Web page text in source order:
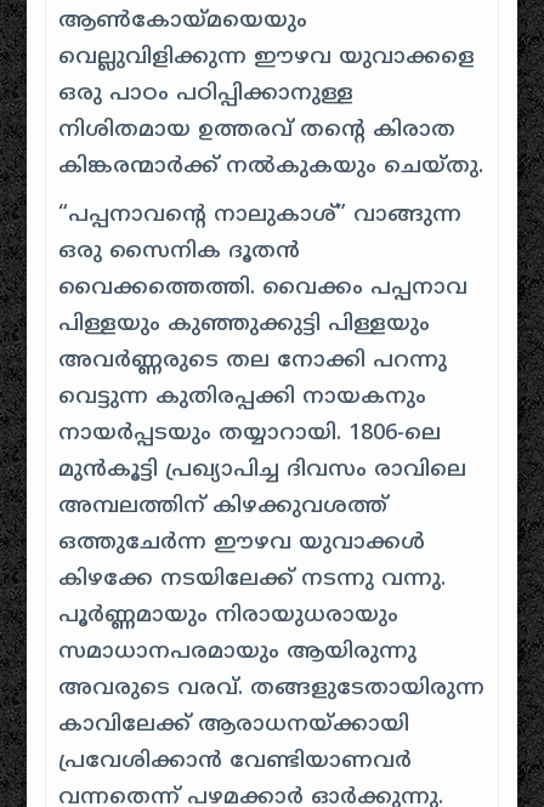
ആൺകോയ്‌മയെയും
വെല്ലുവിളിക്കുന്ന ഈഴവ യുവാക്കളെ
ഒരു പാഠം പഠിപ്പിക്കാനുള്ള
നിശിതമായ ഉത്തരവ് തന്റെ കിരാത
കിങ്കരന്മാർക്ക് നൽകുകയും ചെയ്തു.
“പപ്പനാവന്റെ നാലുകാശ്” വാങ്ങുന്ന
ഒരു സൈനിക ദൂതൻ
വൈക്കത്തെത്തി. വൈക്കം പപ്പനാവ
പിള്ളയും കുഞ്ഞുക്കുട്ടി പിള്ളയും
അവർണ്ണരുടെ തല നോക്കി പറന്നു
വെട്ടുന്ന കുതിരപ്പക്കി നായകനും
നായർപ്പടയും തയ്യാറായി. 1806-ലെ
മുൻകൂട്ടി പ്രഖ്യാപിച്ച ദിവസം രാവിലെ
അമ്പലത്തിന് കിഴക്കുവശത്ത്
ഒത്തുചേർന്ന ഈഴവ യുവാക്കൾ
കിഴക്കേ നടയിലേക്ക് നടന്നു വന്നു.
പൂർണ്ണമായും നിരായുധരായും
സമാധാനപരമായും ആയിരുന്നു
അവരുടെ വരവ്. തങ്ങളുടേതായിരുന്ന
കാവിലേക്ക് ആരാധനയ്ക്കായി
പ്രവേശിക്കാൻ വേണ്ടിയാണവർ
വന്നതെന്ന് പഴമക്കാർ ഓർക്കുന്നു.